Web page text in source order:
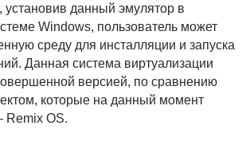
установив данный эмулятор в
Windows, пользователь может
среду для инсталляции и запуска
Данная система виртуализации
версией, по сравнению
которые на данный момент
Remix OS.